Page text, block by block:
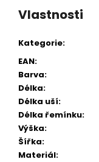
Vlastnosti
Kategorie:
EAN:
Barva:
Délka:
Délka uší:
Délka řemínku:
Výška:
Šířka:
Materiál: